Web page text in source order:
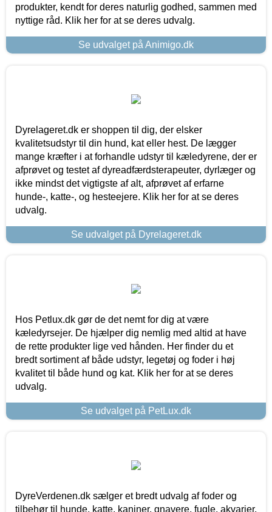
produkter, kendt for deres naturlig godhed, sammen med
nyttige råd. Klik her for at se deres udvalg.
Se udvalget på Animigo.dk
Dyrelageret.dk er shoppen til dig, der elsker
kvalitetsudstyr til din hund, kat eller hest. De lægger
mange kræfter i at forhandle udstyr til kæledyrene, der er
afprøvet og testet af dyreadfærdsterapeuter, dyrlæger og
ikke mindst det vigtigste af alt, afprøvet af erfarne
hunde-, katte-, og hesteejere. Klik her for at se deres
udvalg.
Se udvalget på Dyrelageret.dk
Hos Petlux.dk gør de det nemt for dig at være
kæledyrsejer. De hjælper dig nemlig med altid at have
de rette produkter lige ved hånden. Her finder du et
bredt sortiment af både udstyr, legetøj og foder i høj
kvalitet til både hund og kat. Klik her for at se deres
udvalg.
Se udvalget på PetLux.dk
DyreVerdenen.dk sælger et bredt udvalg af foder og
tilbehør til hunde, katte, kaniner, gnavere, fugle, akvarier,